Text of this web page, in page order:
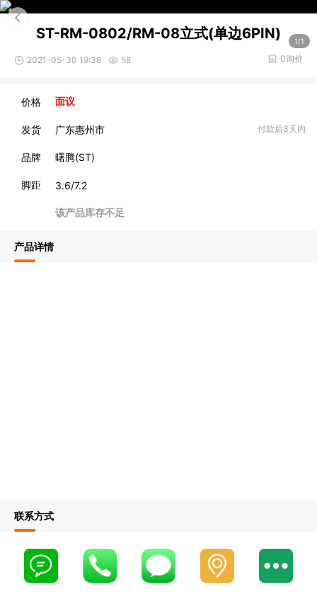
1/1
ST-RM-0802/RM-08立式(单边6PIN)
2021-05-30 19:38 58 0询价
价格 面议
发货 广东惠州市 付款后3天内
品牌 曙腾(ST)
脚距 3.6/7.2
该产品库存不足
产品详情
联系方式